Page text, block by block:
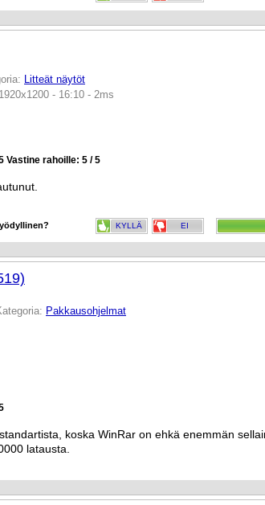
Litteät näytöt
- 16:10 - 2ms
Vastine rahoille: 5 / 5
KYLLÄ EI
Pakkausohjelmat
koska WinRar on ehkä enemmän
latausta.